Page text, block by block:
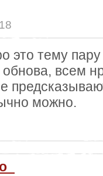
это тему
всем
можно.